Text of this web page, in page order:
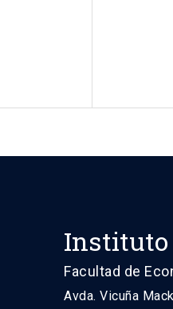
Instituto
Facultad de
Avda. Vicuña